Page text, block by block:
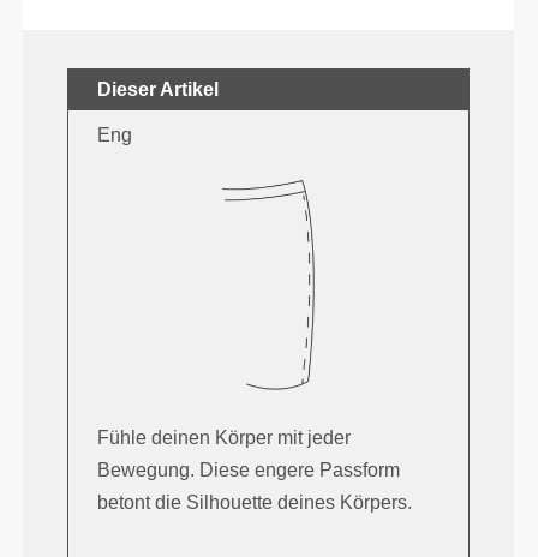
Dieser Artikel
Eng
Fühle deinen Körper mit jeder
Bewegung. Diese engere Passform
betont die Silhouette deines Körpers.